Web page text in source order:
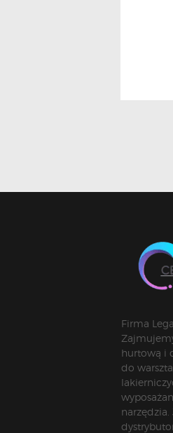
Firma
hurtową i
do
narzędzia.